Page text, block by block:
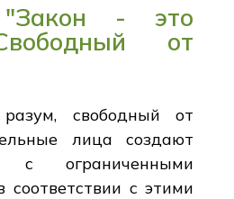
- это
от
свободный от
лица создают
с ограниченными
соответствии с этими